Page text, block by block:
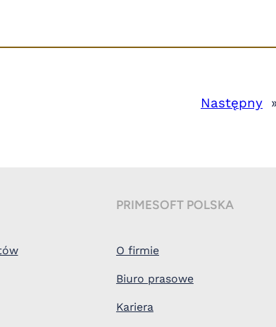
Następny »
PRIMESOFT POLSKA
O firmie
Biuro prasowe
Kariera